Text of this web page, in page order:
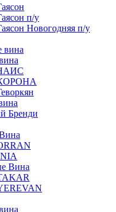
п/у
Новогодняя п/у
вина
КОРОНА
Бренди
Вина